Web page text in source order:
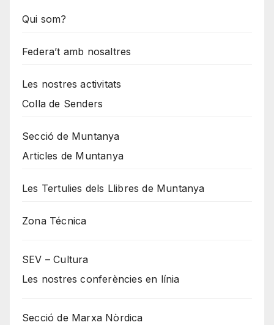
Qui som?
Federa’t amb nosaltres
Les nostres activitats
Colla de Senders
Secció de Muntanya
Articles de Muntanya
Les Tertulies dels Llibres de Muntanya
Zona Técnica
SEV – Cultura
Les nostres conferències en línia
Secció de Marxa Nòrdica